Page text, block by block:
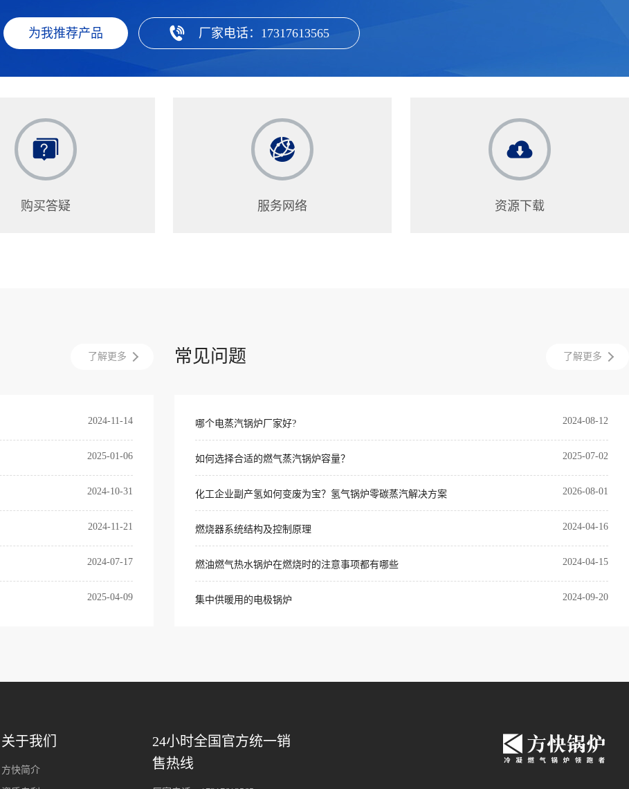
为我推荐产品 厂家电话：17317613565
购买答疑 服务网络 资源下载
了解更多
2024-11-14
2025-01-06
2024-10-31
2024-11-21
2024-07-17
2025-04-09
常见问题 了解更多
哪个电蒸汽锅炉厂家好? 2024-08-12
如何选择合适的燃气蒸汽锅炉容量？ 2025-07-02
化工企业副产氢如何变废为宝？氢气锅炉零碳蒸汽解决方案 2026-08-01
燃烧器系统结构及控制原理 2024-04-16
燃油燃气热水锅炉在燃烧时的注意事项都有哪些 2024-04-15
集中供暖用的电极锅炉 2024-09-20
关于我们
方快简介
24小时全国官方统一销
售热线